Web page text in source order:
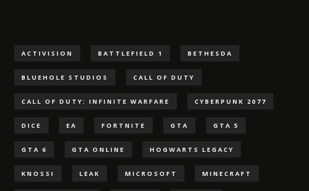
ACTIVISION BATTLEFIELD 1 BETHESDA
BLUEHOLE STUDIOS CALL OF DUTY
CALL OF DUTY: INFINITE WARFARE CYBERPUNK 2077
DICE EA FORTNITE GTA GTA 5
GTA 6 GTA ONLINE HOGWARTS LEGACY
KNOSSI LEAK MICROSOFT MINECRAFT